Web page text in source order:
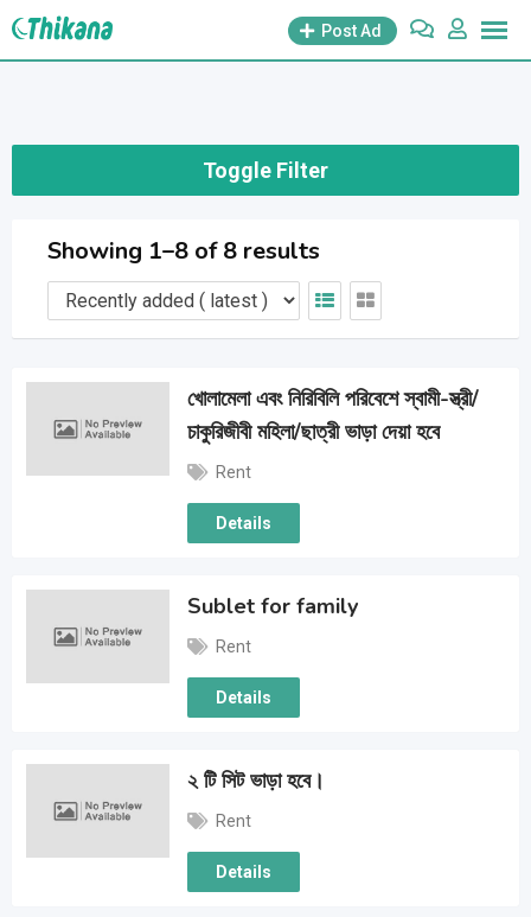
Skip
Post Ad
Toggle Filter
Showing 1–8 of 8 results
খোলামেলা এবং নিরিবিলি পরিবেশে স্বামী-স্ত্রী/
চাকুরিজীবী মহিলা/ছাত্রী ভাড়া দেয়া হবে
Rent
Details
Sublet for family
Rent
Details
২ টি সিট ভাড়া হবে।
Rent
Details